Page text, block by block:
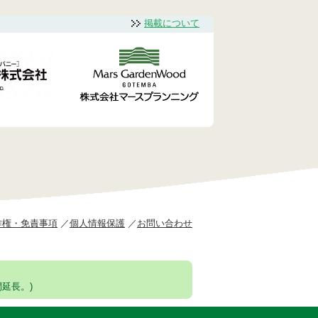
掲載について
・免責事項 個人情報保護 お問い合わせ
長。)